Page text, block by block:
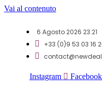
Vai al contenuto
6 Agosto 2026 23:21
+33 (0)9 53 03 16
Instagram